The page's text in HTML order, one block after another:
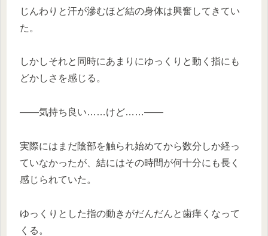
じんわりと汗が滲むほど結の身体は興奮してきてい
た。
しかしそれと同時にあまりにゆっくりと動く指にも
どかしさを感じる。
——気持ち良い……けど……——
実際にはまだ陰部を触られ始めてから数分しか経っ
ていなかったが、結にはその時間が何十分にも長く
感じられていた。
ゆっくりとした指の動きがだんだんと歯痒くなって
くる。